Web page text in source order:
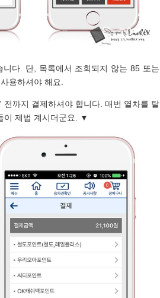
다. 단, 목록에서 조회되지 않는 85 또는
용하셔야 해요.
까지 결제하셔야 합니다. 매번 열차를 탈
이 제법 계시더군요. ▼